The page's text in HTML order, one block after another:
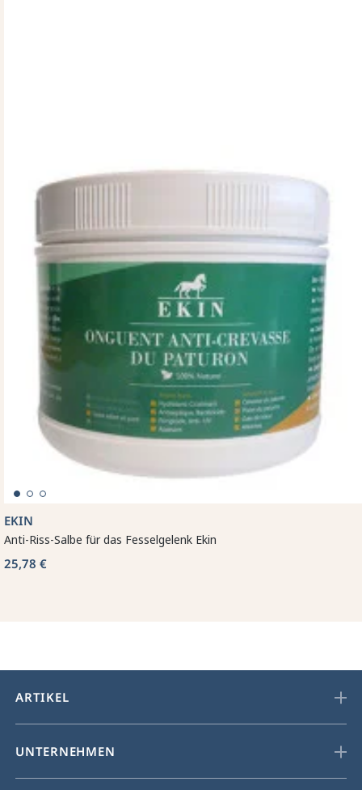
EKIN
Anti-Riss-Salbe für das Fesselgelenk Ekin
25,78 €
ARTIKEL
UNTERNEHMEN